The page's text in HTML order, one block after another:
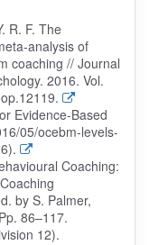
R. F. The
analysis of
coaching // Journal
2016. Vol.
Evidence-Based
05/ocebm-levels-
Coaching:
by S. Palmer,
86–117.
12).